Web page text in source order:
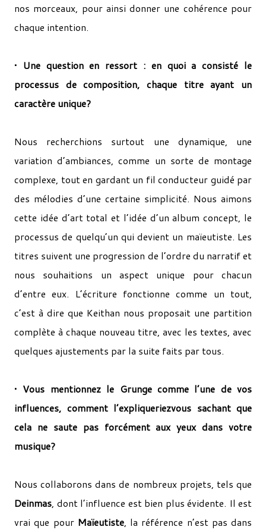
nos morceaux, pour ainsi donner une cohérence pour
chaque intention.
• Une question en ressort : en quoi a consisté le
processus de composition, chaque titre ayant un
caractère unique?
Nous recherchions surtout une dynamique, une
variation d’ambiances, comme un sorte de montage
complexe, tout en gardant un fil conducteur guidé par
des mélodies d’une certaine simplicité. Nous aimons
cette idée d’art total et l’idée d’un album concept, le
processus de quelqu’un qui devient un maïeutiste. Les
titres suivent une progression de l’ordre du narratif et
nous souhaitions un aspect unique pour chacun
d’entre eux. L’écriture fonctionne comme un tout,
c’est à dire que Keithan nous proposait une partition
complète à chaque nouveau titre, avec les textes, avec
quelques ajustements par la suite faits par tous.
• Vous mentionnez le Grunge comme l’une de vos
influences, comment l’expliqueriez­vous sachant que
cela ne saute pas forcément aux yeux dans votre
musique?
Nous collaborons dans de nombreux projets, tels que
Deinmas, dont l’influence est bien plus évidente. Il est
vrai que pour Maïeutiste, la référence n’est pas dans